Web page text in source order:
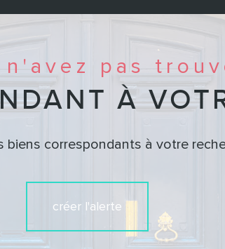
n'avez pas
À
biens correspondants à votre
créer l'alerte